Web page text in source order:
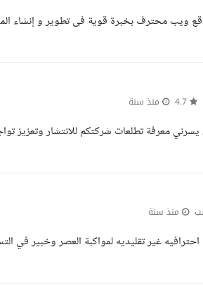
منذ سنة
، يسرني معرفة تطلعات شركتكم للانتشار وتعزيز
منذ سنة
غير تقليديه لمواكبة العصر وخبير في